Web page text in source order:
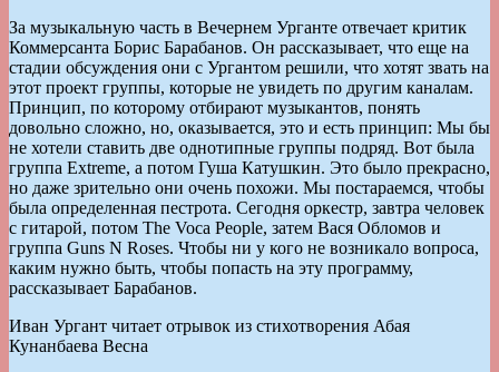
За музыкальную часть в Вечернем Урганте отвечает критик
Коммерсанта Борис Барабанов. Он рассказывает, что еще на
стадии обсуждения они с Ургантом решили, что хотят звать на
этот проект группы, которые не увидеть по другим каналам.
Принцип, по которому отбирают музыкантов, понять
довольно сложно, но, оказывается, это и есть принцип: Мы бы
не хотели ставить две однотипные группы подряд. Вот была
группа Extreme, а потом Гуша Катушкин. Это было прекрасно,
но даже зрительно они очень похожи. Мы постараемся, чтобы
была определенная пестрота. Сегодня оркестр, завтра человек
с гитарой, потом The Vocа People, затем Вася Обломов и
группа Guns N Roses. Чтобы ни у кого не возникало вопроса,
каким нужно быть, чтобы попасть на эту программу,
рассказывает Барабанов.
Иван Ургант читает отрывок из стихотворения Абая
Кунанбаева Весна